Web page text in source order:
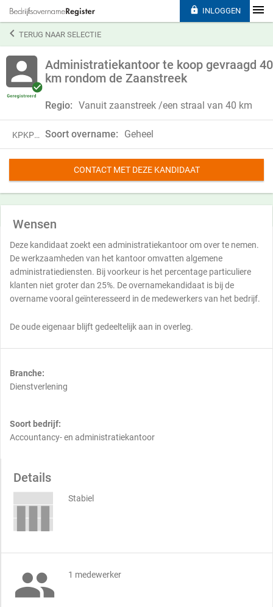
TERUG NAAR SELECTIE
Administratiekantoor te koop gevraagd 40
km rondom de Zaanstreek
Regio: Vanuit zaanstreek /een straal van 40 km
KPKP23HZF21C Soort overname: Geheel
CONTACT MET DEZE KANDIDAAT
Wensen
Deze kandidaat zoekt een administratiekantoor om over te nemen.
De werkzaamheden van het kantoor omvatten algemene
administratiediensten. Bij voorkeur is het percentage particuliere
klanten niet groter dan 25%. De overnamekandidaat is bij de
overname vooral geïnteresseerd in de medewerkers van het bedrijf.
De oude eigenaar blijft gedeeltelijk aan in overleg.
Branche:
Dienstverlening
Soort bedrijf:
Accountancy- en administratiekantoor
Details
Stabiel
 1 medewerker
 INLOGGEN